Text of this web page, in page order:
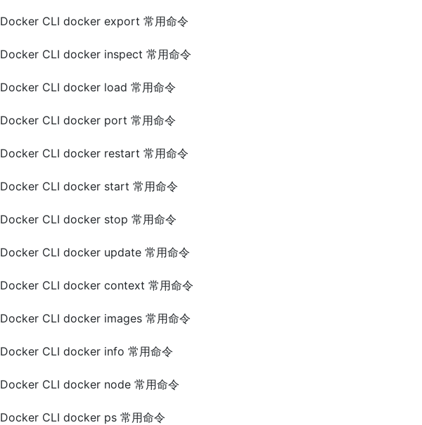
Docker CLI docker export 常用命令
Docker CLI docker inspect 常用命令
Docker CLI docker load 常用命令
Docker CLI docker port 常用命令
Docker CLI docker restart 常用命令
Docker CLI docker start 常用命令
Docker CLI docker stop 常用命令
Docker CLI docker update 常用命令
Docker CLI docker context 常用命令
Docker CLI docker images 常用命令
Docker CLI docker info 常用命令
Docker CLI docker node 常用命令
Docker CLI docker ps 常用命令